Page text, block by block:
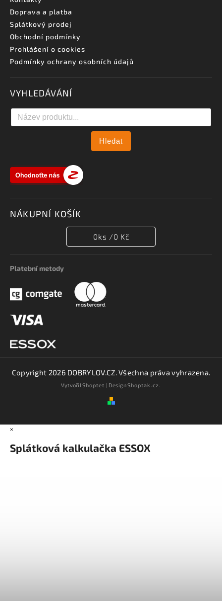
Doprava a platba
Splátkový prodej
Obchodní podmínky
Prohlášení o cookies
Podmínky ochrany osobních údajů
VYHLEDÁVÁNÍ
Hledat
NÁKUPNÍ KOŠÍK
0ks /0 Kč
Platební metody
Copyright 2026 DOBRYLOV.CZ. Všechna práva vyhrazena.
VytvořilShoptet | DesignShoptak.cz.
×
Splátková kalkulačka ESSOX